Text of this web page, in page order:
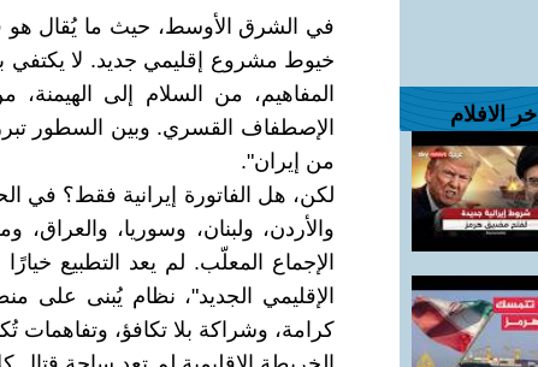
اخر الافلام
في الشرق الأوسط، حيث ما يُقال هو
خيوط مشروع إقليمي جديد. لا يكتفي
المفاهيم، من السلام إلى
الإصطفاف القسري. وبين السطور تبرز
من إيران".
لكن، هل الفاتورة إيرانية فقط؟ في
والأردن، ولبنان، وسوريا،
الإجماع المعلّب. لم يعد التطبيع
الإقليمي الجديد"، نظام يُبنى على
كرامة، وشراكة بلا تكافؤ، وتفاهمات